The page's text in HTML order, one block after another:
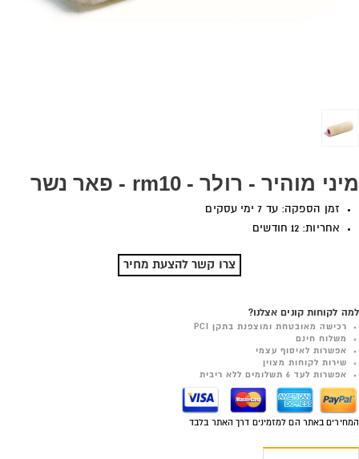
מיני מוהיר - רולר - rm10 - פאר נשר
זמן הספקה: עד 7 ימי עסקים
אחריות: 12 חודשים
צרו קשר להצעת מחיר
למה לקוחות קונים אצלנו?
רכישה מאובטחת ומוצפנת בתקן PCI
משלוח חינם
אפשרות לאיסוף עצמי
שירות לקוחות מצוין
אפשרות לעד 6 תשלומים ללא ריבית
המחירים באתר הם למזמינים דרך האתר בלבד